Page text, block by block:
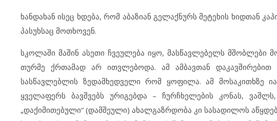
ხანდახან ისეც ხდება, რომ აბაზიან გელაქნურს მეტეხის ხიდთან
პასუხსაც მოთხოვენ.
სკოლაში მაშინ ასეთი ჩვეულება იყო, მასწავლებელს მშობლები
თურმე ქრთამად არ ითვლებოდა. ამ ამბავთან დაკავშირებით
სასწავლებლის ზედამხედველი რომ ყოფილა. ამ მოსაკითხზე
ყველაფერს ბავშვებს ურიგებდა – ჩურჩხელების კონას,
„დაქიმითებული“ (დამშეული) ახალგაზრდობა კი სასადილოს